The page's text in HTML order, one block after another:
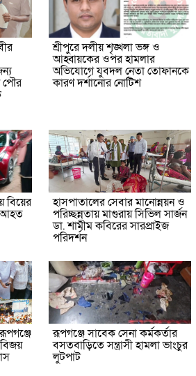
পৌর
শ্রীপুরে দলীয় শৃঙ্খলা ভঙ্গ ও
আহ্বায়কের ওপর হামলার
অভিযোগে যুবদল নেতা তোফানকে
কারণ দর্শানোর নোটিশ
বিয়ের
আহত
হাসপাতালের সেবার মানোন্নয়ন ও
পরিচ্ছন্নতায় মাগুরায় সিভিল সার্জন
ডা. শামীম কবিরের সারপ্রাইজ
পরিদর্শন
রূপগঞ্জে সাবেক সেনা কর্মকর্তার
বসতবাড়িতে সন্ত্রাসী হামলা ভাংচুর
লুটপাট